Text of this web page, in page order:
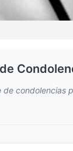
de condolencias